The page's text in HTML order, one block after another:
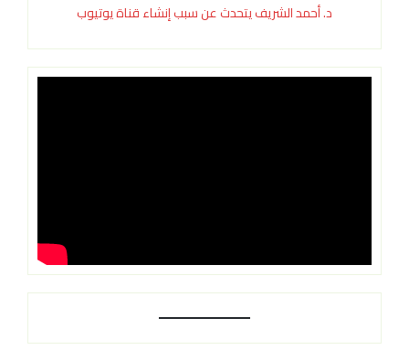
د. أحمد الشريف يتحدث عن سبب إنشاء قناة يوتيوب